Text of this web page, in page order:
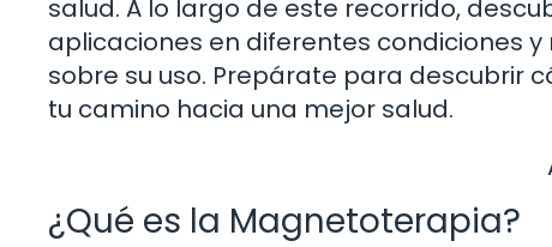
salud. A lo largo de este recorrido,
aplicaciones en diferentes condiciones
sobre su uso. Prepárate para descubrir
tu camino hacia una mejor salud.
¿Qué es la Magnetoterapia?